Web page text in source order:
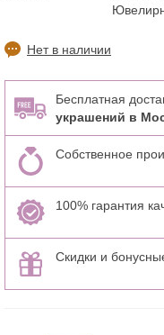
Нет в наличии
Бесплатная
украшений в
Собственное
100% гарантия
Скидки и